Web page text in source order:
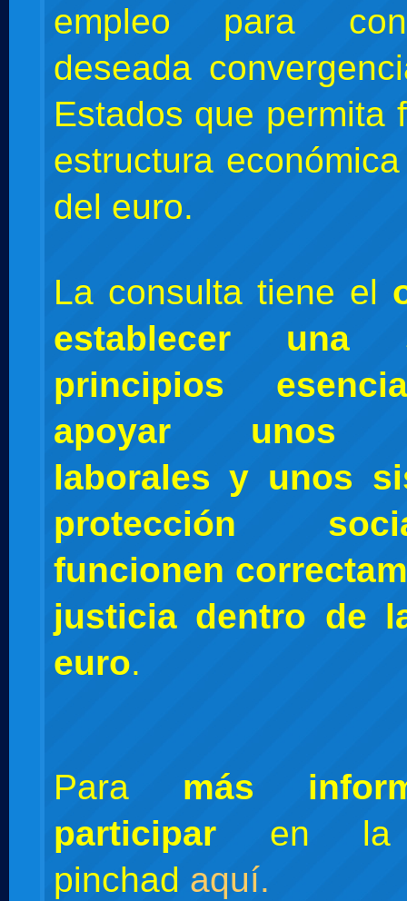
empleo para
deseada
Estados que permita
estructura
del euro.
La consulta tiene el
establecer una
principios
apoyar unos
laborales y unos
protección
funcionen
justicia dentro de
euro.
Para más
participaren la
pinchad aquí.